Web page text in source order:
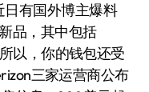
有国外博主爆料
品，其中包括
以，你的钱包还受
三家运营商公布